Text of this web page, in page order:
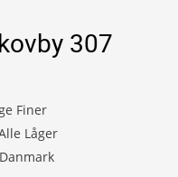
307
Finer
Låger